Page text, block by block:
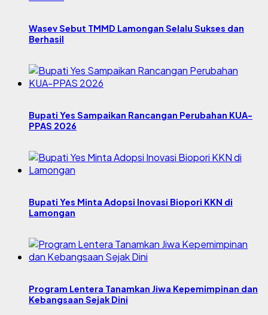
Wasev Sebut TMMD Lamongan Selalu Sukses dan
Berhasil
Bupati Yes Sampaikan Rancangan Perubahan KUA-
PPAS 2026
Bupati Yes Minta Adopsi Inovasi Biopori KKN di
Lamongan
Program Lentera Tanamkan Jiwa Kepemimpinan dan
Kebangsaan Sejak Dini